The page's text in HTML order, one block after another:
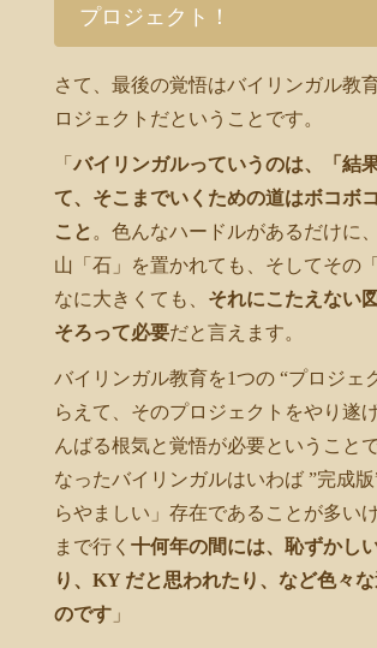
プロジェクト！
さて、最後の覚悟はバイリンガル教
ロジェクトだということです。
「 バイリンガルっていうのは、「結
て、そこまでいくための道はボコボ
こと 。色んなハードルがあるだけに
山「石」を置かれても、そしてその
なに大きくても、 それにこたえない
そろって必要だと言えます。
バイリンガル教育を1つの “プロジェ
らえて、そのプロジェクトをやり遂
んばる根気と覚悟が必要ということ
なったバイリンガルはいわば ”完成版
らやましい」存在であることが多い
まで行く 十何年の間には、恥ずかし
り、KY だと思われたり、など色々
のです 」